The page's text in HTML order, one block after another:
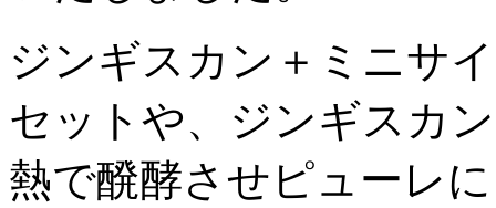
ジンギスカン＋ミニサ
セットや、ジンギスカ
熱で醗酵させピューレ